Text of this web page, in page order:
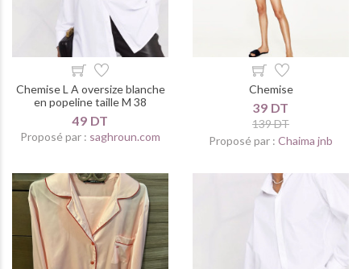
Chemise L A oversize blanche
en popeline taille M 38
49 DT
Proposé par : saghroun.com
Chemise
39 DT
139 DT
Proposé par : Chaima jnb